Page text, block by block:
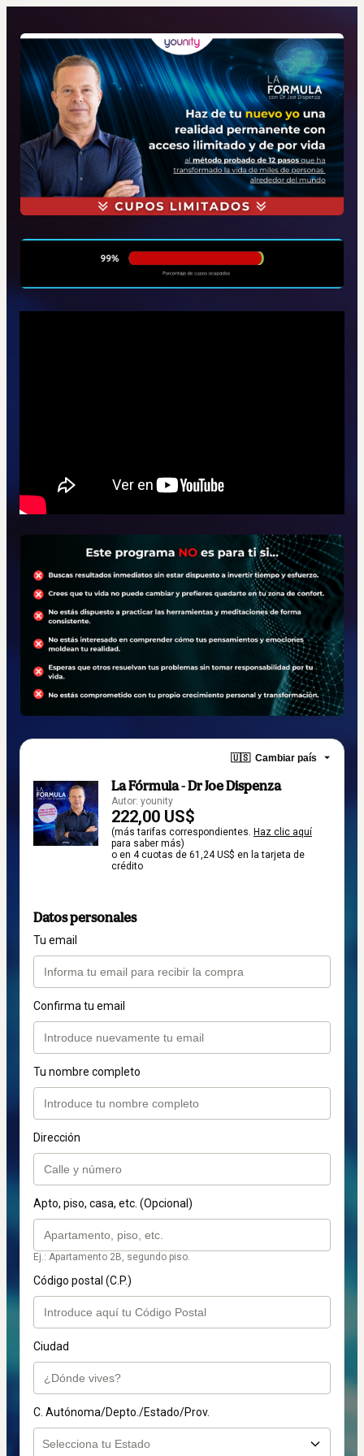
🇺🇸 Cambiar país
La Fórmula - Dr Joe Dispenza
Autor: younity
222,00 US$
(más tarifas correspondientes. Haz clic aquí
para saber más)
o en 4 cuotas de 61,24 US$ en la tarjeta de
crédito
Datos personales
Tu email
Confirma tu email
Tu nombre completo
Dirección
Apto, piso, casa, etc. (Opcional)
Ej.: Apartamento 2B, segundo piso.
Código postal (C.P.)
Ciudad
C. Autónoma/Depto./Estado/Prov.